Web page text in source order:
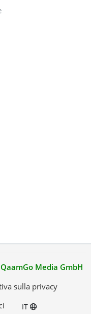
QaamGo Media GmbH
sulla privacy
IT